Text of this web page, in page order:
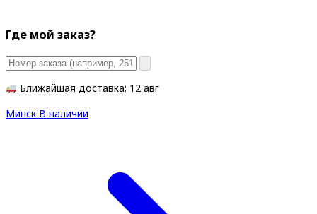
Где мой заказ?
Ближайшая доставка: 12 авг
Минск В наличии